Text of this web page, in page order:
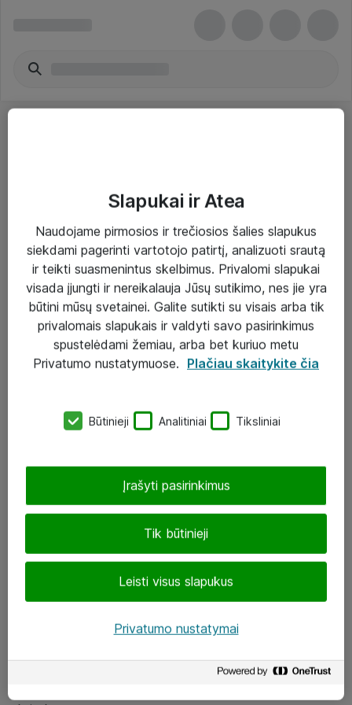
Paslaugos
Sprendimai
Įgyvendinti projektai
Atea ekspertų patarimai verslui
eShop@atea.lt
LinkedIn
Slapukai ir Atea
Naudojame pirmosios ir trečiosios šalies slapukus
siekdami pagerinti vartotojo patirtį, analizuoti srautą
ir teikti suasmenintus skelbimus. Privalomi slapukai
visada įjungti ir nereikalauja Jūsų sutikimo, nes jie yra
būtini mūsų svetainei. Galite sutikti su visais arba tik
privalomais slapukais ir valdyti savo pasirinkimus
spustelėdami žemiau, arba bet kuriuo metu
Privatumo nustatymuose. Plačiau skaitykite čia
Būtinieji Analitiniai Tiksliniai
Tik būtinieji
Leisti visus slapukus
Įrašyti pasirinkimus
Privatumo nustatymai